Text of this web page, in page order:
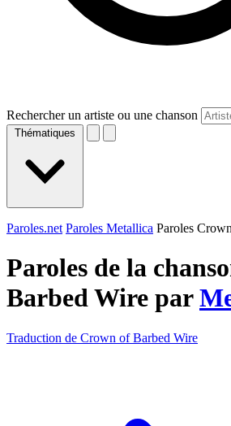
Rechercher un artiste ou une chanson
Thématiques
Paroles.net Paroles Metallica Paroles
Paroles de la
Barbed Wire par
Traduction de Crown of Barbed Wire